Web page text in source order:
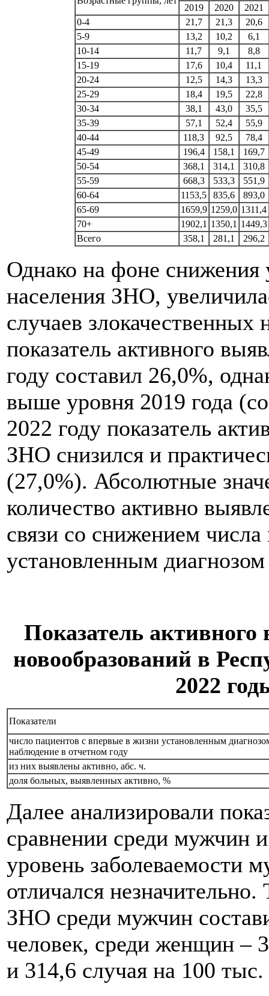
2019
2020
2021
0-4
21,7 21,3
20,6
5-9
13,2 10,2
6,1
10-14
11,7 9,1
8,8
15-19
17,6 10,4
11,1
20-24
12,5 14,3
13,3
25-29
18,4 19,5
22,8
30-34
38,1 43,0
35,5
35-39
57,1 52,4
55,9
40-44
118,3 92,5
78,4
45-49
196,4 158,1
169,7
50-54
368,1 314,1
310,8
55-59
668,3 533,3
551,9
60-64
1153,5 835,6
893,0
65-69
1659,9 1259,0 1311,4
70+
1902,1 1350,1 1449,3
Всего
358,1 281,1 296,2
Однако на фоне снижения
населения ЗНО,
случаев злокачественных
показатель активного
году составил 26,0%,
выше уровня 2019 года
2022 году показатель
ЗНО снизился и
(27,0%). Абсолютные
количество активно
связи со снижением
установленным
Показатель
новообразований в
2022
Показатели
число пациентов с впервые в жизни установленным
наблюдение в отчетном году
из них выявлены активно, абс. ч.
доля больных, выявленных активно, %
Далее анализировали
сравнении среди мужчин
уровень заболеваемости
отличался
ЗНО среди мужчин
человек, среди женщин –
и 314,6 случая на 100